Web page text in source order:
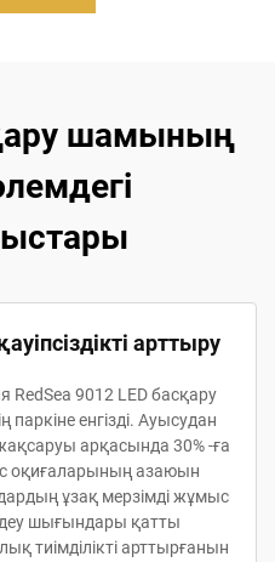
шамының
арттыру
RedSea 9012 LED басқару
паркіне енгізді. Ауысудан
жақсаруы арқасында 30% -ға
оқиғаларының азаюын
ұзақ мерзімді жұмыс
шығындары қатты
тиімділікті арттырғанын